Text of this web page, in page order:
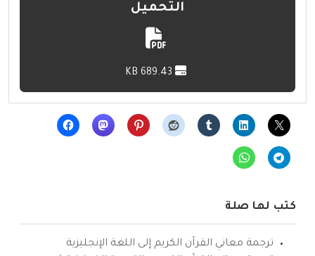
التحميل
كتب لها صلة
ترجمة معاني القرآن الكريم إلى اللغة الإنجليزية